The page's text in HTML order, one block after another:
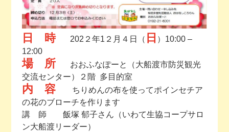
お問い合わせ
日 時202２年1２月４日（ 日 ）10:00 –
12:00
場 所おおふなぽーと（大船渡市防災観光
交流センター）２階 多目的室
内 容ちりめんの布を使ってポインセチア
の花のブローチを作ります
講 師 飯塚 郁子さん（いわて生協コープサロ
ン大船渡リーダー）